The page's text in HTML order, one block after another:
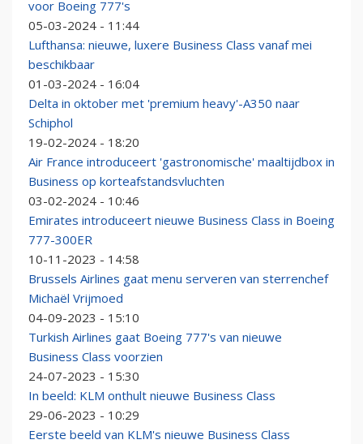
voor Boeing 777's
05-03-2024 - 11:44
Lufthansa: nieuwe, luxere Business Class vanaf mei
beschikbaar
01-03-2024 - 16:04
Delta in oktober met 'premium heavy'-A350 naar
Schiphol
19-02-2024 - 18:20
Air France introduceert 'gastronomische' maaltijdbox in
Business op korteafstandsvluchten
03-02-2024 - 10:46
Emirates introduceert nieuwe Business Class in Boeing
777-300ER
10-11-2023 - 14:58
Brussels Airlines gaat menu serveren van sterrenchef
Michaël Vrijmoed
04-09-2023 - 15:10
Turkish Airlines gaat Boeing 777's van nieuwe
Business Class voorzien
24-07-2023 - 15:30
In beeld: KLM onthult nieuwe Business Class
29-06-2023 - 10:29
Eerste beeld van KLM's nieuwe Business Class